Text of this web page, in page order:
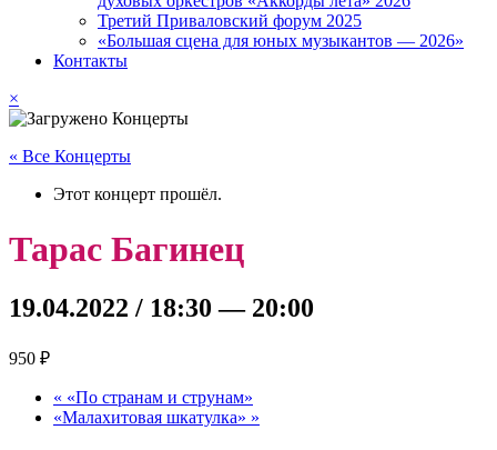
Третий Приваловский форум 2025
«Большая сцена для юных музыкантов — 2026»
Контакты
×
« Все Концерты
Этот концерт прошёл.
Тарас Багинец
19.04.2022 / 18:30 — 20:00
950 ₽
« «По странам и струнам»
«Малахитовая шкатулка» »